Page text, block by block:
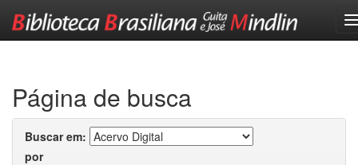
Página de busca
Buscar em:
por